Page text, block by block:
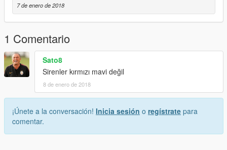
7 de enero de 2018
1 Comentario
Sato8
Sirenler kırmızı mavi değil
8 de enero de 2018
¡Únete a la conversación! Inicia sesión o regístrate para
comentar.